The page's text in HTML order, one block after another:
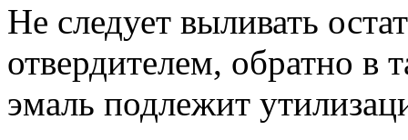
Не следует выливать
отвердителем, обратно в
эмаль подлежит